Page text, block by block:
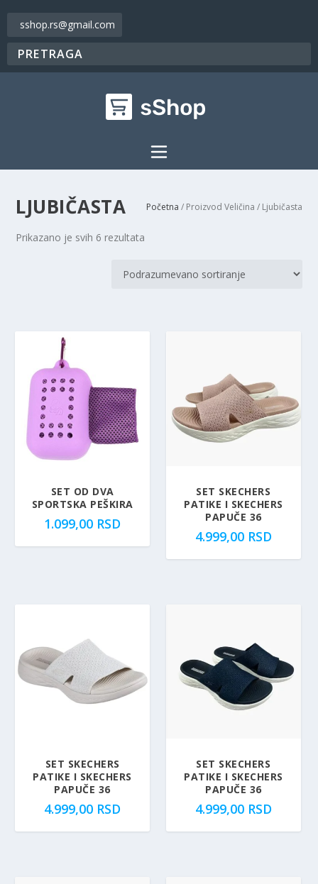
sshop.rs@gmail.com
LJUBIČASTA Početna / Proizvod Veličina / Ljubičasta
Prikazano je svih 6 rezultata
SET OD DVA
SPORTSKA PEŠKIRA
1.099,00 RSD
SET SKECHERS
PATIKE I SKECHERS
PAPUČE 36
4.999,00 RSD
SET SKECHERS
PATIKE I SKECHERS
PAPUČE 36
4.999,00 RSD
SET SKECHERS
PATIKE I SKECHERS
PAPUČE 36
4.999,00 RSD